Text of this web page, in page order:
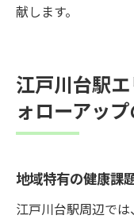
献します。
江戸川台駅
ォローアッ
地域特有の健康課
江戸川台駅周辺で